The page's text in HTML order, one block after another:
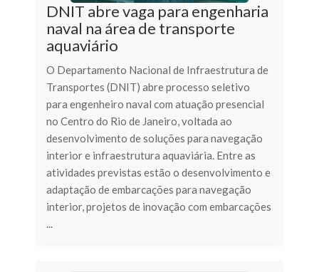
DNIT abre vaga para engenharia
naval na área de transporte
aquaviário
O Departamento Nacional de Infraestrutura de
Transportes (DNIT) abre processo seletivo
para engenheiro naval com atuação presencial
no Centro do Rio de Janeiro, voltada ao
desenvolvimento de soluções para navegação
interior e infraestrutura aquaviária. Entre as
atividades previstas estão o desenvolvimento e
adaptação de embarcações para navegação
interior, projetos de inovação com embarcações
...